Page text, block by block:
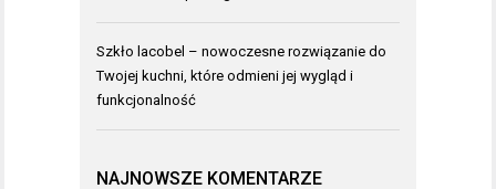
Szkło lacobel – nowoczesne rozwiązanie do
Twojej kuchni, które odmieni jej wygląd i
funkcjonalność
NAJNOWSZE KOMENTARZE